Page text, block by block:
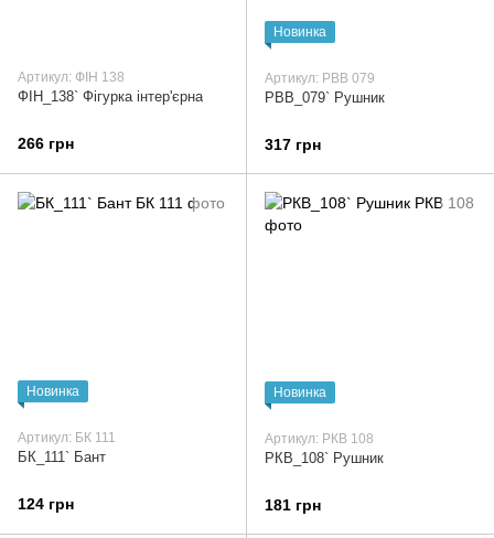
Артикул: ФІН 138
ФІН_138` Фігурка інтер'єрна
266 грн
Новинка
Артикул: РВВ 079
РВВ_079` Рушник
317 грн
Новинка
Артикул: БК 111
БК_111` Бант
124 грн
Новинка
Артикул: РКВ 108
РКВ_108` Рушник
181 грн